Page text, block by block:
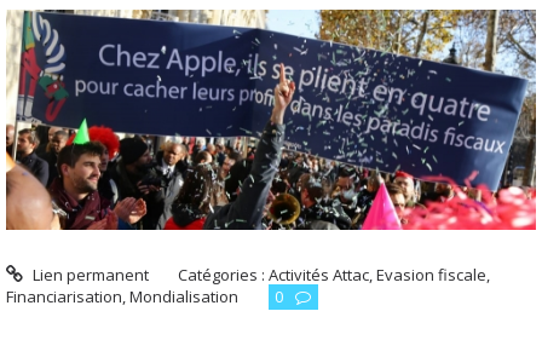
Lien permanent Catégories :Activités Attac,Evasion fiscale,
Financiarisation,Mondialisation 0